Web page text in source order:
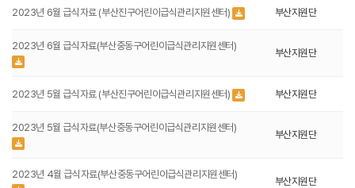
2023년 6월 급식자료 (부산진구어린이급식관리지원센터) 부산지원단
2023년 6월 급식자료(부산중동구어린이급식관리지원센터)
부산지원단
2023년 5월 급식자료 (부산진구어린이급식관리지원센터) 부산지원단
2023년 5월 급식자료(부산중동구어린이급식관리지원센터)
부산지원단
2023년 4월 급식자료(부산중동구어린이급식관리지원센터)
부산지원단